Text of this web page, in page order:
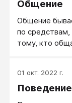
Общение
Общение
по средствам,
тому, кто
01 окт. 2022 г.
Поведение